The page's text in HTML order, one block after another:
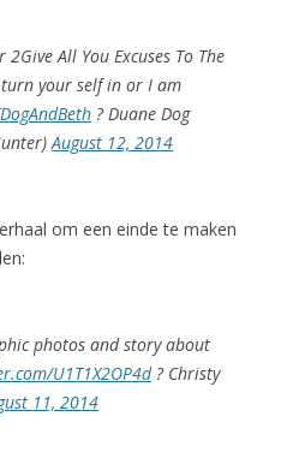
2Give All You Excuses To The
your self in or I am
? Duane Dog
August 12, 2014
om een einde te maken
photos and story about
U1T1X2OP4d? Christy
11, 2014